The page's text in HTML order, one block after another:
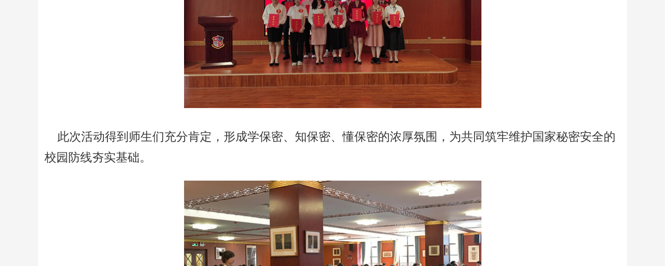
此次活动得到师生们充分肯定，形成学保密、知保密、懂保密的浓厚氛围，为共同筑牢维护国家秘密安全的
校园防线夯实基础。